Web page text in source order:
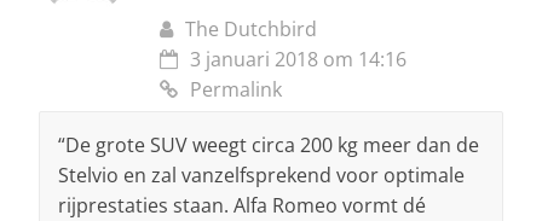
The Dutchbird
3 januari 2018 om 14:16
Permalink
“De grote SUV weegt circa 200 kg meer dan de
Stelvio en zal vanzelfsprekend voor optimale
rijprestaties staan. Alfa Romeo vormt dé